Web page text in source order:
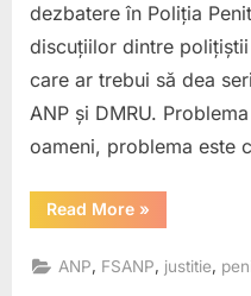
dezbatere în Poliția
discuțiilor dintre
care ar trebui să dea
ANP și DMRU.
oameni, problema este
Read More“MITUL
CĂ
MAI
EXISTĂ
»
ANP, FSANP, justitie,